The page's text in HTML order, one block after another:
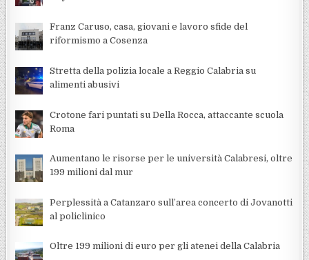
Franz Caruso, casa, giovani e lavoro sfide del
riformismo a Cosenza
Stretta della polizia locale a Reggio Calabria su
alimenti abusivi
Crotone fari puntati su Della Rocca, attaccante scuola
Roma
Aumentano le risorse per le università Calabresi, oltre
199 milioni dal mur
Perplessità a Catanzaro sull’area concerto di Jovanotti
al policlinico
Oltre 199 milioni di euro per gli atenei della Calabria